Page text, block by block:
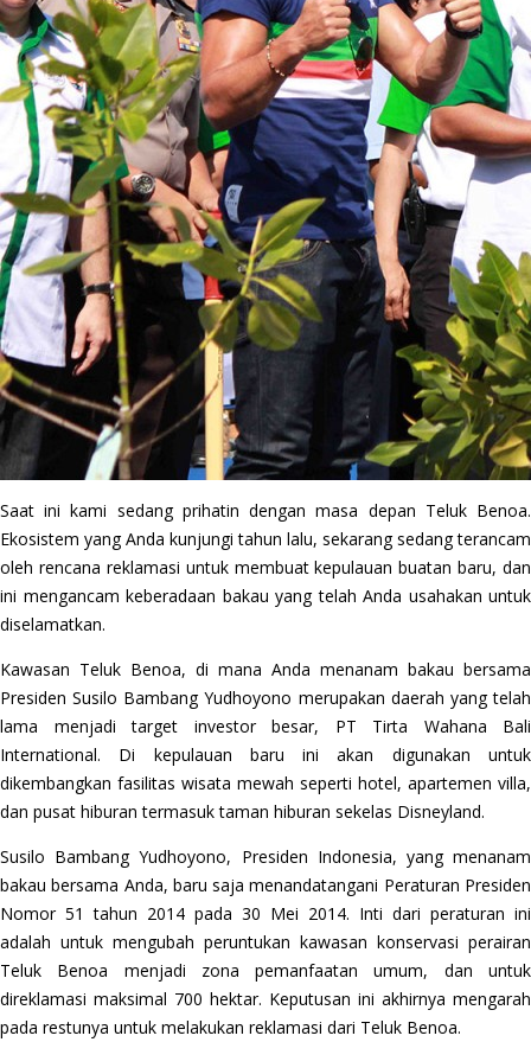
Saat ini kami sedang prihatin dengan masa depan Teluk Benoa.
Ekosistem yang Anda kunjungi tahun lalu, sekarang sedang terancam
oleh rencana reklamasi untuk membuat kepulauan buatan baru, dan
ini mengancam keberadaan bakau yang telah Anda usahakan untuk
diselamatkan.
Kawasan Teluk Benoa, di mana Anda menanam bakau bersama
Presiden Susilo Bambang Yudhoyono merupakan daerah yang telah
lama menjadi target investor besar, PT Tirta Wahana Bali
International. Di kepulauan baru ini akan digunakan untuk
dikembangkan fasilitas wisata mewah seperti hotel, apartemen villa,
dan pusat hiburan termasuk taman hiburan sekelas Disneyland.
Susilo Bambang Yudhoyono, Presiden Indonesia, yang menanam
bakau bersama Anda, baru saja menandatangani Peraturan Presiden
Nomor 51 tahun 2014 pada 30 Mei 2014. Inti dari peraturan ini
adalah untuk mengubah peruntukan kawasan konservasi perairan
Teluk Benoa menjadi zona pemanfaatan umum, dan untuk
direklamasi maksimal 700 hektar. Keputusan ini akhirnya mengarah
pada restunya untuk melakukan reklamasi dari Teluk Benoa.